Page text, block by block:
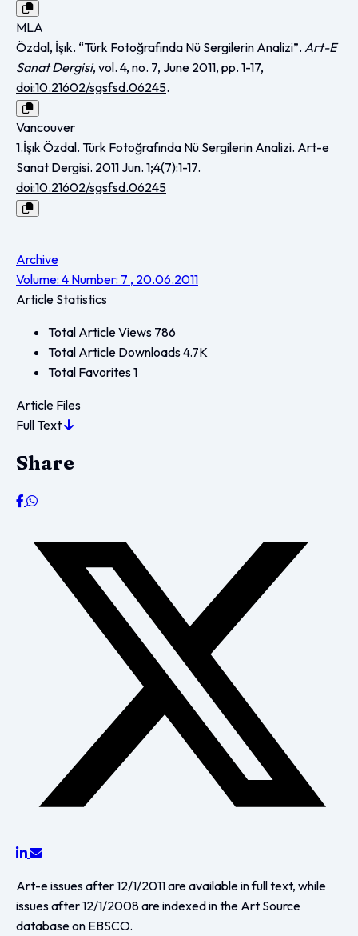
MLA
Özdal, İşık. “Türk Fotoğrafında Nü Sergilerin Analizi”. Art-E
Sanat Dergisi, vol. 4, no. 7, June 2011, pp. 1-17,
doi:10.21602/sgsfsd.06245.
Vancouver
1.İşık Özdal. Türk Fotoğrafında Nü Sergilerin Analizi. Art-e
Sanat Dergisi. 2011 Jun. 1;4(7):1-17.
doi:10.21602/sgsfsd.06245
Archive
Volume: 4 Number: 7 , 20.06.2011
Article Statistics
Total Article Views 786
Total Article Downloads4.7K
Total Favorites1
Article Files
Full Text
Share
Art-e issues after 12/1/2011 are available in full text, while
issues after 12/1/2008 are indexed in the Art Source
database on EBSCO.